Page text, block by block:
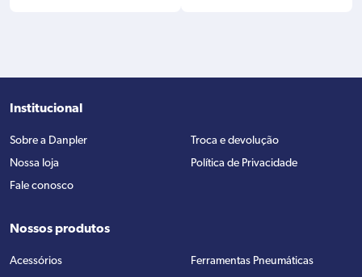
Institucional
Sobre a Danpler
Nossa loja
Fale conosco
Troca e devolução
Política de Privacidade
Nossos produtos
Acessórios
Ferramentas Pneumáticas